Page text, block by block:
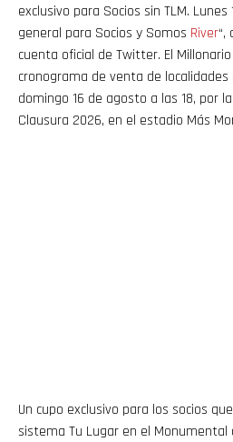
exclusivo para Socios sin TLM. Lunes
general para Socios y Somos River“,
cuenta oficial de Twitter. El
cronograma de venta de
domingo 16 de agosto a las 18, por
Clausura 2026, en el estadio Más
Un cupo exclusivo para los socios
sistema Tu Lugar en el Monumental